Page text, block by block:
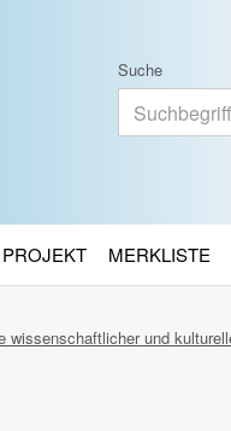
Suche
MERKLISTE
wissenschaftlicher und